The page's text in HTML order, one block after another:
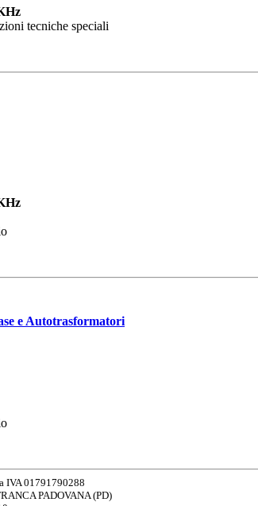
tecniche speciali
e Autotrasformatori
IVA 01791790288
PADOVANA (PD)